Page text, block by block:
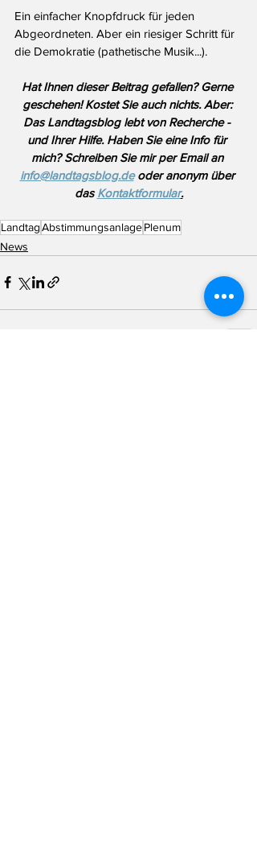
Ein einfacher Knopfdruck für jeden
Abgeordneten. Aber ein riesiger Schritt für
die Demokratie (pathetische Musik...).
Hat Ihnen dieser Beitrag gefallen? Gerne
geschehen! Kostet Sie auch nichts. Aber:
Das Landtagsblog lebt von Recherche -
und Ihrer Hilfe. Haben Sie eine Info für
mich? Schreiben Sie mir per Email an
info@landtagsblog.de oder anonym über
das Kontaktformular.
LandtagAbstimmungsanlagePlenum
News